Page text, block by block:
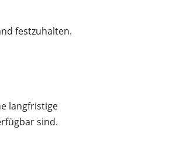
festzuhalten.
langfristige
sind.